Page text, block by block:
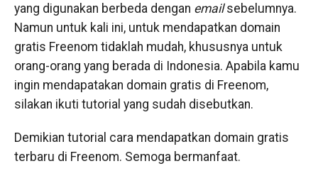
yang digunakan berbeda dengan emailsebelumnya.
Namun untuk kali ini, untuk mendapatkan domain
gratis Freenom tidaklah mudah, khususnya untuk
orang-orang yang berada di Indonesia. Apabila kamu
ingin mendapatakan domain gratis di Freenom,
silakan ikuti tutorial yang sudah disebutkan.
Demikian tutorial cara mendapatkan domain gratis
terbaru di Freenom. Semoga bermanfaat.